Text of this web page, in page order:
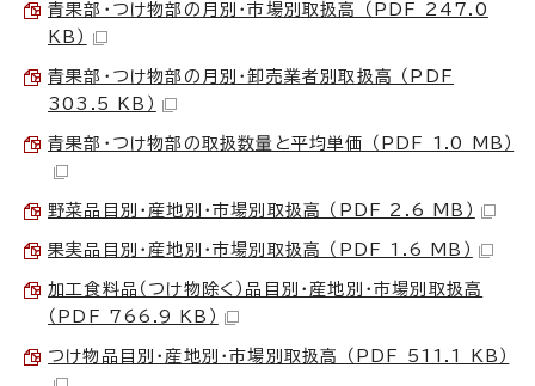
青果部・つけ物部の月別・市場別取扱高 （PDF 247.0
KB）
青果部・つけ物部の月別・卸売業者別取扱高 （PDF
303.5 KB）
青果部・つけ物部の取扱数量と平均単価 （PDF 1.0 MB）
野菜品目別・産地別・市場別取扱高 （PDF 2.6 MB）
果実品目別・産地別・市場別取扱高 （PDF 1.6 MB）
加工食料品（つけ物除く）品目別・産地別・市場別取扱高
（PDF 766.9 KB）
つけ物品目別・産地別・市場別取扱高 （PDF 511.1 KB）